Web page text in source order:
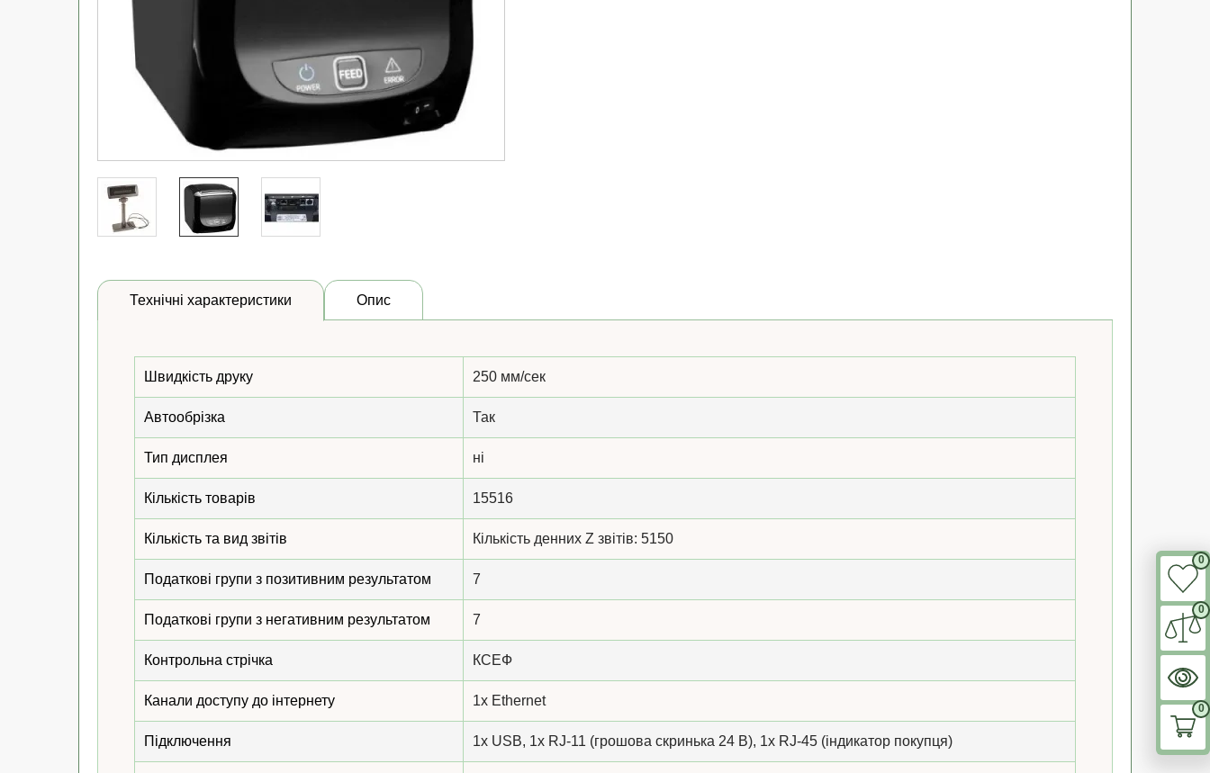
0
0
0
Технічні характеристики Опис
Швидкість друку 250 мм/сек
Автообрізка Так
Тип дисплея ні
Кількість товарів 15516
Кількість та вид звітів Кількість денних Z звітів: 5150
Податкові групи з позитивним результатом 7
Податкові групи з негативним результатом 7
Контрольна стрічка КСЕФ
Канали доступу до інтернету 1x Ethernet
Підключення 1x USB, 1x RJ-11 (грошова скринька 24 В), 1x RJ-45 (індикатор покупця)